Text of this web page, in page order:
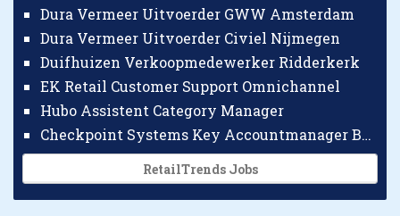
Dura Vermeer Uitvoerder GWW Amsterdam
Dura Vermeer Uitvoerder Civiel Nijmegen
Duifhuizen Verkoopmedewerker Ridderkerk
EK Retail Customer Support Omnichannel
Hubo Assistent Category Manager
Checkpoint Systems Key Accountmanager Benelux
RetailTrends Jobs